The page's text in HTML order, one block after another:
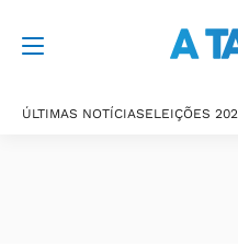
ÚLTIMAS NOTÍCIASELEIÇÕES